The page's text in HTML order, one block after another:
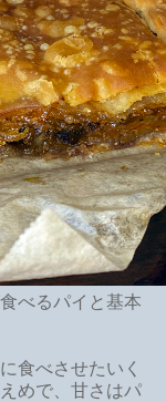
べるパイと基本
食べさせたいく
めで、甘さはパ